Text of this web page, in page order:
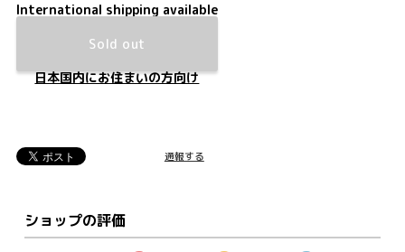
International shipping available
Sold out
日本国内にお住まいの方向け
通報する
ショップの評価